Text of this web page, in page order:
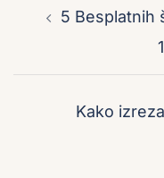
navigation
5 Besplatnih
Kako